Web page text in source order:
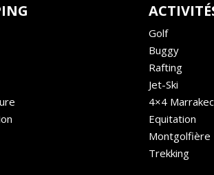
Golf
Buggy
Rafting
Jet-Ski
4×4
Equitation
Montgolfière
Trekking